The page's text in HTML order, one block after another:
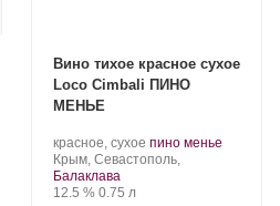
Вино тихое красное сухое
Loco Cimbali ПИНО
МЕНЬЕ
Производитель:
Loco
Cimbali
Winery.
красное, сухое .
Сорт
пино менье
Регион:
Крым, Севастополь,
Балаклава
Крепость
12.5 %. Объем
0.75 л